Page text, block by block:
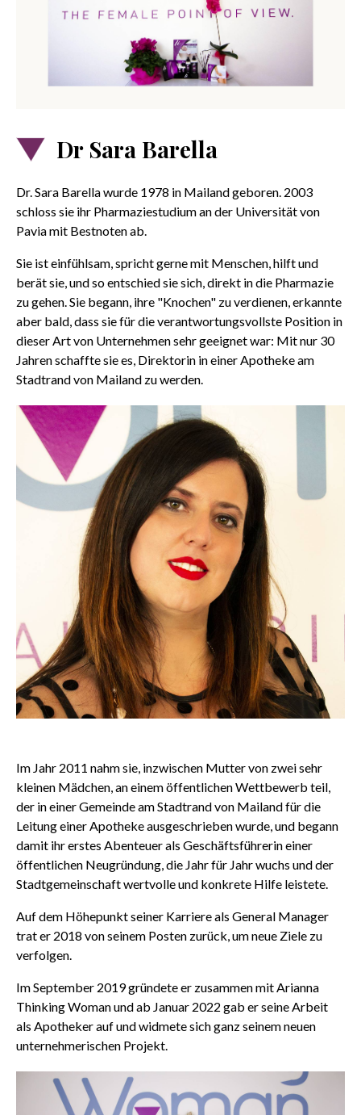
Dr Sara Barella
Dr. Sara Barella wurde 1978 in Mailand geboren. 2003
schloss sie ihr Pharmaziestudium an der Universität von
Pavia mit Bestnoten ab.
Sie ist einfühlsam, spricht gerne mit Menschen, hilft und
berät sie, und so entschied sie sich, direkt in die Pharmazie
zu gehen. Sie begann, ihre "Knochen" zu verdienen, erkannte
aber bald, dass sie für die verantwortungsvollste Position in
dieser Art von Unternehmen sehr geeignet war: Mit nur 30
Jahren schaffte sie es, Direktorin in einer Apotheke am
Stadtrand von Mailand zu werden.
Im Jahr 2011 nahm sie, inzwischen Mutter von zwei sehr
kleinen Mädchen, an einem öffentlichen Wettbewerb teil,
der in einer Gemeinde am Stadtrand von Mailand für die
Leitung einer Apotheke ausgeschrieben wurde, und begann
damit ihr erstes Abenteuer als Geschäftsführerin einer
öffentlichen Neugründung, die Jahr für Jahr wuchs und der
Stadtgemeinschaft wertvolle und konkrete Hilfe leistete.
Auf dem Höhepunkt seiner Karriere als General Manager
trat er 2018 von seinem Posten zurück, um neue Ziele zu
verfolgen.
Im September 2019 gründete er zusammen mit Arianna
Thinking Woman und ab Januar 2022 gab er seine Arbeit
als Apotheker auf und widmete sich ganz seinem neuen
unternehmerischen Projekt.